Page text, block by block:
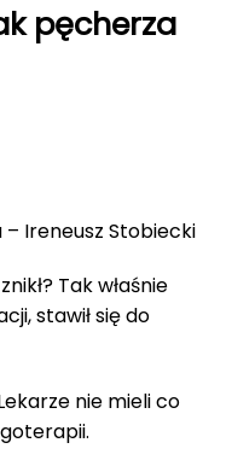
pęcherza
Ireneusz Stobiecki
Tak właśnie
stawił się do
nie mieli co